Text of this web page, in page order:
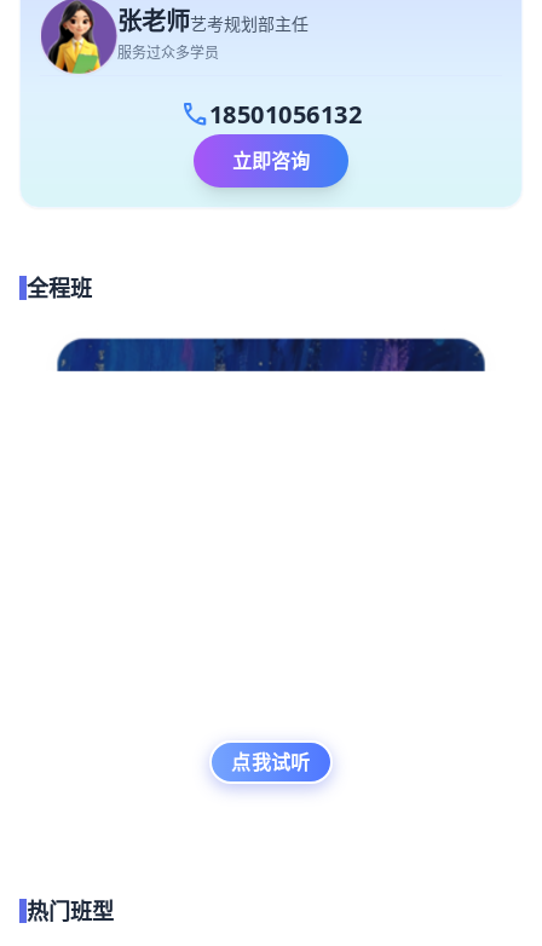
张老师艺考规划部主任
服务过众多学员
call18501056132
立即咨询
全程班
点我试听
热门班型